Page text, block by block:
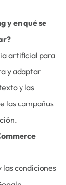
y en qué se
artificial para
y adaptar
y las
las campañas
condiciones